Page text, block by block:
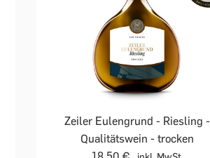
Zeiler Eulengrund - Riesling -
Qualitätswein - trocken